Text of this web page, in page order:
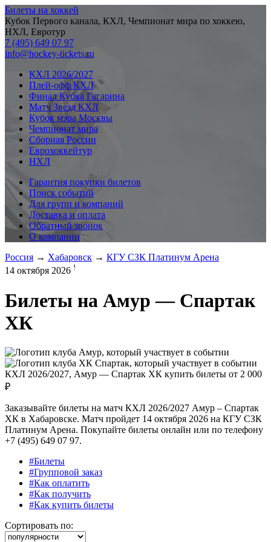
Билеты на хоккей
Кубок Первого канала, КХЛ, Чемпионат мира по хоккею,
НХЛ, Евротур
7 (495) 649 07 97
info@hockey-tickets.ru
КХЛ 2026/2027
Плей-офф КХЛ
Финал Кубка Гагарина
Матч Звезд КХЛ
Кубок мэра Москвы
Чемпионат мира
Сборная России
Еврохоккейтур
НХЛ
Гарантия покупки билетов
Поиск событий
Для групп и компаний
Доставка и оплата
Обратный звонок
О компании
Россия → Хабаровск → КГУ СЗК Платинум Арена
14 октября 2026 !
Билеты на Амур — Спартак
ХК
КХЛ 2026/2027, Амур — Спартак ХК купить билеты от 2 000
₽
Заказывайте билеты на матч КХЛ 2026/2027 Амур – Спартак
ХК в Хабаровске. Матч пройдет 14 октября 2026 на КГУ СЗК
Платинум Арена. Покупайте билеты онлайн или по телефону
+7 (495) 649 07 97.
#Билеты
#Групповой заказ
#Как оплатить
#Как получить
#Как купить билеты
Сортировать по: